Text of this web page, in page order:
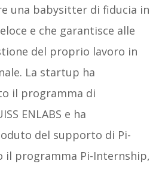
una babysitter di fiducia in
e che garantisce alle
del proprio lavoro in
La startup ha
il programma di
ENLABS e ha
del supporto di Pi-
il programma Pi-Internship,